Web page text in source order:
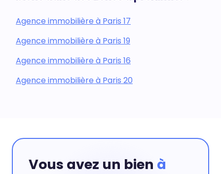
Agence immobilière à Paris 17
Agence immobilière à Paris 19
Agence immobilière à Paris 16
Agence immobilière à Paris 20
Vous avez un bien à